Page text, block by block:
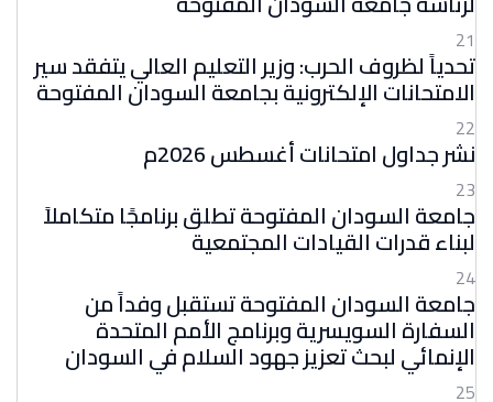
21
تحدياً لظروف الحرب: وزير التعليم العالي يتفقد سير
الامتحانات الإلكترونية بجامعة السودان المفتوحة
22
نشر جداول امتحانات أغسطس 2026م
23
جامعة السودان المفتوحة تطلق برنامجًا متكاملاً
لبناء قدرات القيادات المجتمعية
24
جامعة السودان المفتوحة تستقبل وفداً من
السفارة السويسرية وبرنامج الأمم المتحدة
الإنمائي لبحث تعزيز جهود السلام في السودان
25